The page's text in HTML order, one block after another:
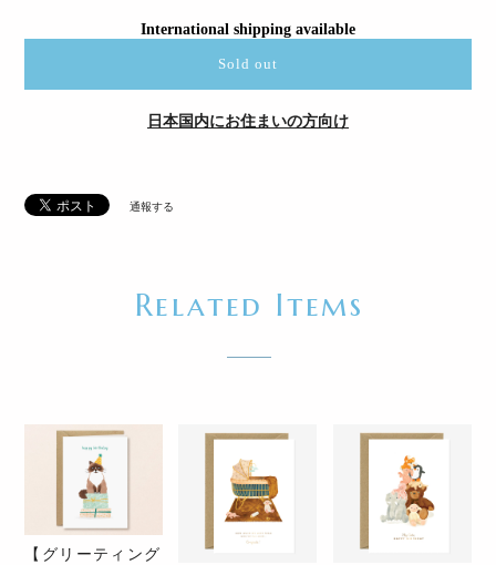
International shipping available
Sold out
日本国内にお住まいの方向け
通報する
Related Items
【グリーティング